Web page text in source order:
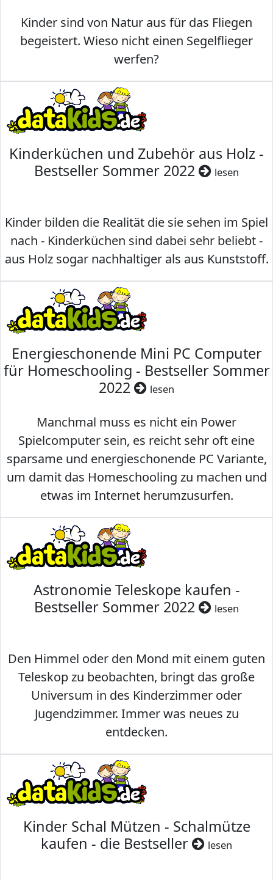
Kinder sind von Natur aus für das Fliegen
begeistert. Wieso nicht einen Segelflieger
werfen?
Kinderküchen und Zubehör aus Holz -
Bestseller Sommer 2022
lesen
Kinder bilden die Realität die sie sehen im Spiel
nach - Kinderküchen sind dabei sehr beliebt -
aus Holz sogar nachhaltiger als aus Kunststoff.
Energieschonende Mini PC Computer
für Homeschooling - Bestseller Sommer
2022
lesen
Manchmal muss es nicht ein Power
Spielcomputer sein, es reicht sehr oft eine
sparsame und energieschonende PC Variante,
um damit das Homeschooling zu machen und
etwas im Internet herumzusurfen.
Astronomie Teleskope kaufen -
Bestseller Sommer 2022
lesen
Den Himmel oder den Mond mit einem guten
Teleskop zu beobachten, bringt das große
Universum in des Kinderzimmer oder
Jugendzimmer. Immer was neues zu
entdecken.
Kinder Schal Mützen - Schalmütze
kaufen - die Bestseller
lesen